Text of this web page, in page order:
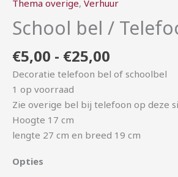
Thema overige, Verhuur
School bel /
€5,00 - €25,00
Decoratie telefoon bel of schoolbel
1 op voorraad
Zie overige bel bij telefoon op deze
Hoogte 17 cm
lengte 27 cm en breed 19 cm
Opties